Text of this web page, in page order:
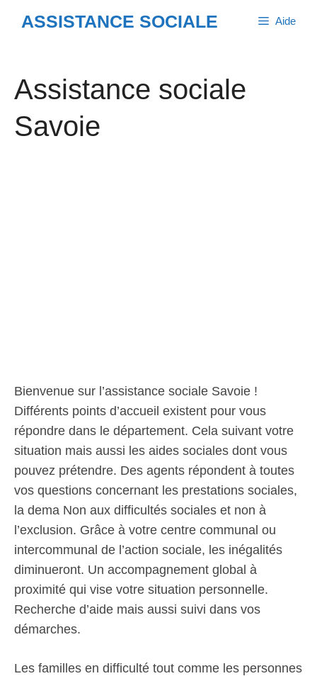
ASSISTANCE SOCIALE Aide
Assistance sociale
Savoie
Bienvenue sur l’assistance sociale Savoie !
Différents points d’accueil existent pour vous
répondre dans le département. Cela suivant votre
situation mais aussi les aides sociales dont vous
pouvez prétendre. Des agents répondent à toutes
vos questions concernant les prestations sociales,
la dema Non aux difficultés sociales et non à
l’exclusion. Grâce à votre centre communal ou
intercommunal de l’action sociale, les inégalités
diminueront. Un accompagnement global à
proximité qui vise votre situation personnelle.
Recherche d’aide mais aussi suivi dans vos
démarches.
Les familles en difficulté tout comme les personnes